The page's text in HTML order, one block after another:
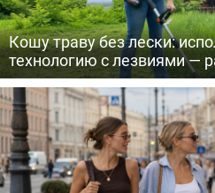
Кошу траву без лески:
технологию с лезвиями —